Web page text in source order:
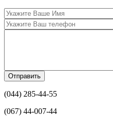
(044) 285-44-55
(067) 44-007-44